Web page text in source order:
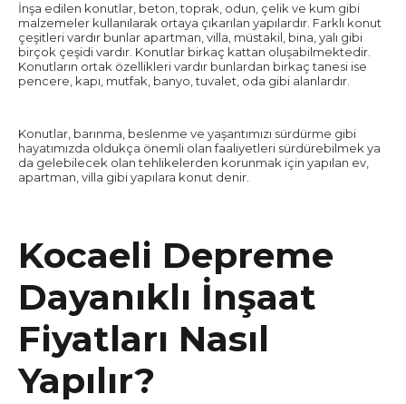
İnşa edilen konutlar, beton, toprak, odun, çelik ve kum gibi
malzemeler kullanılarak ortaya çıkarılan yapılardır. Farklı konut
çeşitleri vardır bunlar apartman, villa, müstakil, bina, yalı gibi
birçok çeşidi vardır. Konutlar birkaç kattan oluşabilmektedir.
Konutların ortak özellikleri vardır bunlardan birkaç tanesi ise
pencere, kapı, mutfak, banyo, tuvalet, oda gibi alanlardır.
Konutlar, barınma, beslenme ve yaşantımızı sürdürme gibi
hayatımızda oldukça önemli olan faaliyetleri sürdürebilmek ya
da gelebilecek olan tehlikelerden korunmak için yapılan ev,
apartman, villa gibi yapılara konut denir.
Kocaeli Depreme
Dayanıklı İnşaat
Fiyatları Nasıl
Yapılır?